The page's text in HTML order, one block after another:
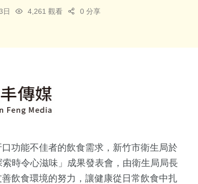
日 4,261 觀看 0 分享
功能不佳者的飲食需求，新竹市衛生局於
時令心滋味」成果發表會，由衛生局局長
飲食環境的努力，讓健康從日常飲食中扎